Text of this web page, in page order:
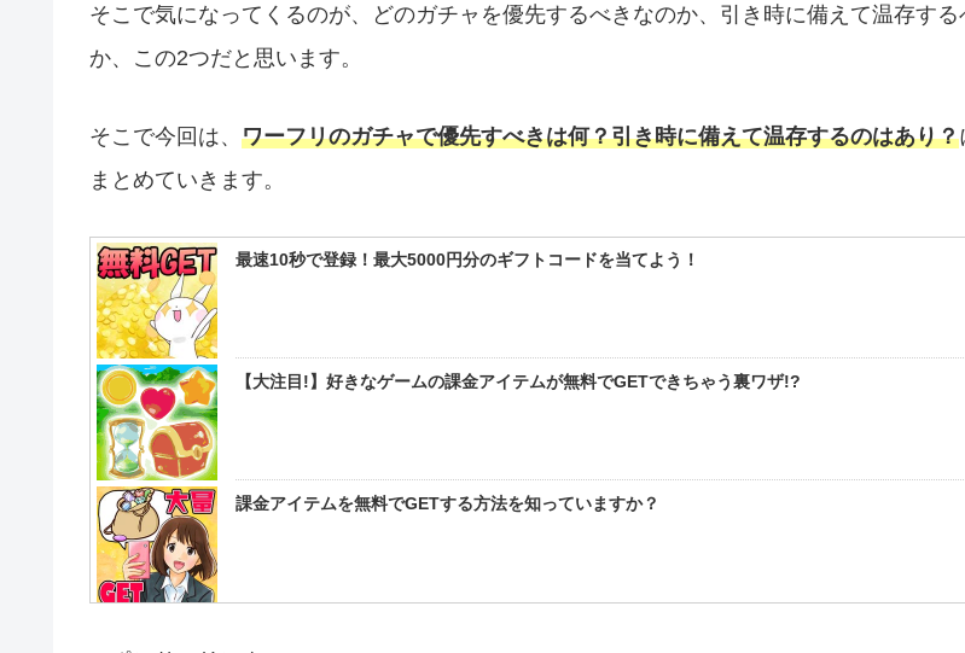
そこで気になってくるのが、どのガチャを優先するべきなのか、引き時に備えて温存する
か、この2つだと思います。
そこで今回は、 ワーフリのガチャで優先すべきは何？引き時に備えて温存するのはあり？
まとめていきます。
最速10秒で登録！最大5000円分のギフトコードを当てよう！
【大注目!】好きなゲームの課金アイテムが無料でGETできちゃう裏ワザ!?
課金アイテムを無料でGETする方法を知っていますか？